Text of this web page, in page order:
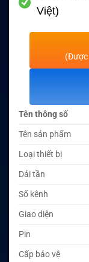
Việt)
Tên thông số
Tên sản phẩm
Loại thiết bị
Dải tần
Số kênh
Giao diện
Pin
Cấp bảo vệ